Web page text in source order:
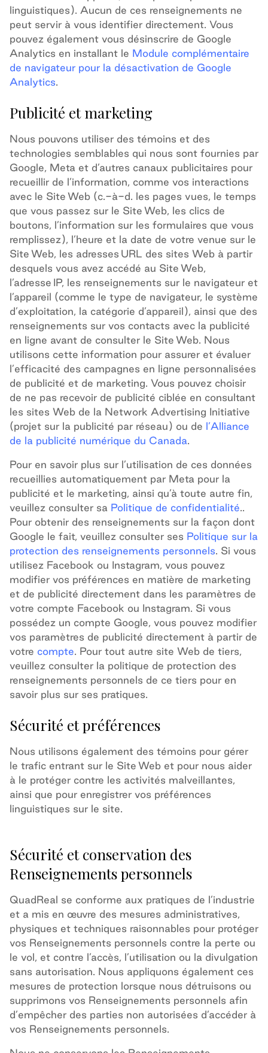
linguistiques). Aucun de ces renseignements ne
peut servir à vous identifier directement. Vous
pouvez également vous désinscrire de Google
Analytics en installant le Module complémentaire
de navigateur pour la désactivation de Google
Analytics.
Publicité et marketing
Nous pouvons utiliser des témoins et des
technologies semblables qui nous sont fournies par
Google, Meta et d’autres canaux publicitaires pour
recueillir de l’information, comme vos interactions
avec le Site Web (c.-à-d. les pages vues, le temps
que vous passez sur le Site Web, les clics de
boutons, l’information sur les formulaires que vous
remplissez), l’heure et la date de votre venue sur le
Site Web, les adresses URL des sites Web à partir
desquels vous avez accédé au Site Web,
l’adresse IP, les renseignements sur le navigateur et
l’appareil (comme le type de navigateur, le système
d’exploitation, la catégorie d’appareil), ainsi que des
renseignements sur vos contacts avec la publicité
en ligne avant de consulter le Site Web. Nous
utilisons cette information pour assurer et évaluer
l’efficacité des campagnes en ligne personnalisées
de publicité et de marketing. Vous pouvez choisir
de ne pas recevoir de publicité ciblée en consultant
les sites Web de la Network Advertising Initiative
(projet sur la publicité par réseau) ou de l’Alliance
de la publicité numérique du Canada.
Pour en savoir plus sur l’utilisation de ces données
recueillies automatiquement par Meta pour la
publicité et le marketing, ainsi qu’à toute autre fin,
veuillez consulter sa Politique de confidentialité..
Pour obtenir des renseignements sur la façon dont
Google le fait, veuillez consulter ses Politique sur la
protection des renseignements personnels. Si vous
utilisez Facebook ou Instagram, vous pouvez
modifier vos préférences en matière de marketing
et de publicité directement dans les paramètres de
votre compte Facebook ou Instagram. Si vous
possédez un compte Google, vous pouvez modifier
vos paramètres de publicité directement à partir de
votre compte. Pour tout autre site Web de tiers,
veuillez consulter la politique de protection des
renseignements personnels de ce tiers pour en
savoir plus sur ses pratiques.
Sécurité et préférences
Nous utilisons également des témoins pour gérer
le trafic entrant sur le Site Web et pour nous aider
à le protéger contre les activités malveillantes,
ainsi que pour enregistrer vos préférences
linguistiques sur le site.
Sécurité et conservation des
Renseignements personnels
QuadReal se conforme aux pratiques de l’industrie
et a mis en œuvre des mesures administratives,
physiques et techniques raisonnables pour protéger
vos Renseignements personnels contre la perte ou
le vol, et contre l’accès, l’utilisation ou la divulgation
sans autorisation. Nous appliquons également ces
mesures de protection lorsque nous détruisons ou
supprimons vos Renseignements personnels afin
d’empêcher des parties non autorisées d’accéder à
vos Renseignements personnels.